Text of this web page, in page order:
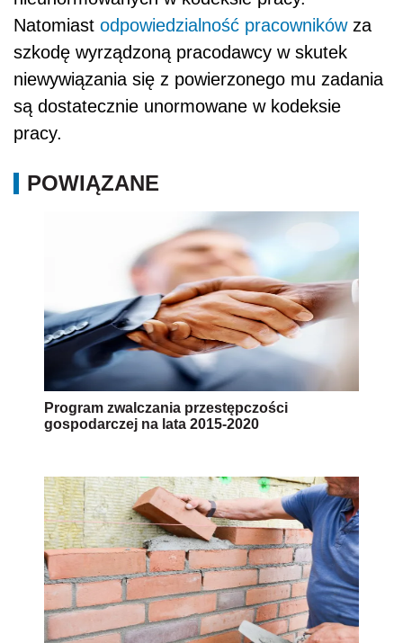
Natomiast odpowiedzialność pracownikówza
szkodę wyrządzoną pracodawcy w skutek
niewywiązania się z powierzonego mu zadania
są dostatecznie unormowane w kodeksie
pracy.
POWIĄZANE
Program zwalczania przestępczości
gospodarczej na lata 2015-2020